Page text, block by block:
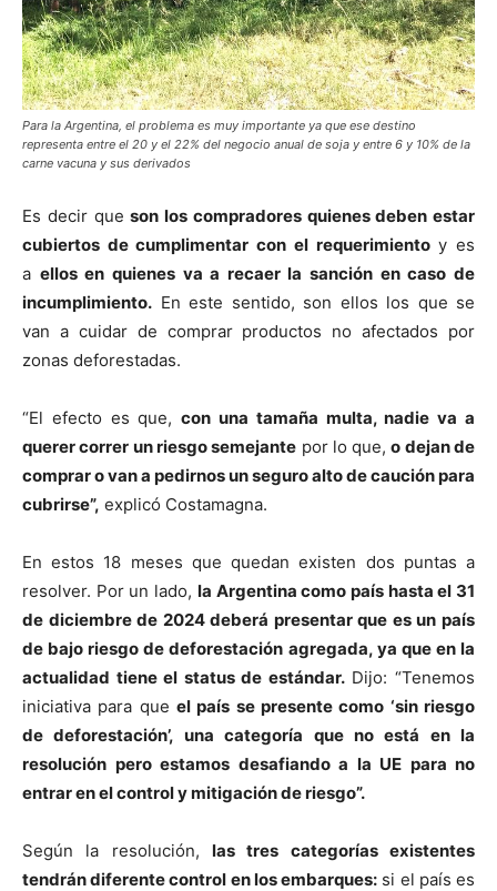
Para la Argentina, el problema es muy importante ya que ese destino
representa entre el 20 y el 22% del negocio anual de soja y entre 6 y 10% de la
carne vacuna y sus derivados
Es decir queson los compradores quienes deben estar
cubiertos de cumplimentar con el requerimientoy es
a ellos en quienes va a recaer la sanción en caso de
incumplimiento. En este sentido, son ellos los que se
van a cuidar de comprar productos no afectados por
zonas deforestadas.
“El efecto es que,con una tamaña multa, nadie va a
querer correr un riesgo semejante por lo que,o dejan de
comprar o van a pedirnos un seguro alto de caución para
cubrirse”, explicó Costamagna.
En estos 18 meses que quedan existen dos puntas a
resolver. Por un lado, la Argentina como país hasta el 31
de diciembre de 2024 deberá presentar que es un país
de bajo riesgo de deforestación agregada, ya que en la
actualidad tiene el status de estándar.Dijo: “Tenemos
iniciativa para que el país se presente como ‘sin riesgo
de deforestación’, una categoría que no está en la
resolución pero estamos desafiando a la UE para no
entrar en el control y mitigación de riesgo”.
Según la resolución, las tres categorías existentes
tendrán diferente control en los embarques: si el país es